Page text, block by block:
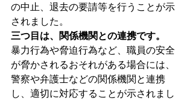
の中止、退去の要請等を行うことが示
されました。
三つ目は、関係機関との連携です。
暴力行為や脅迫行為など、職員の安全
が脅かされるおそれがある場合には、
警察や弁護士などの関係機関と連携
し、適切に対応することが示されまし